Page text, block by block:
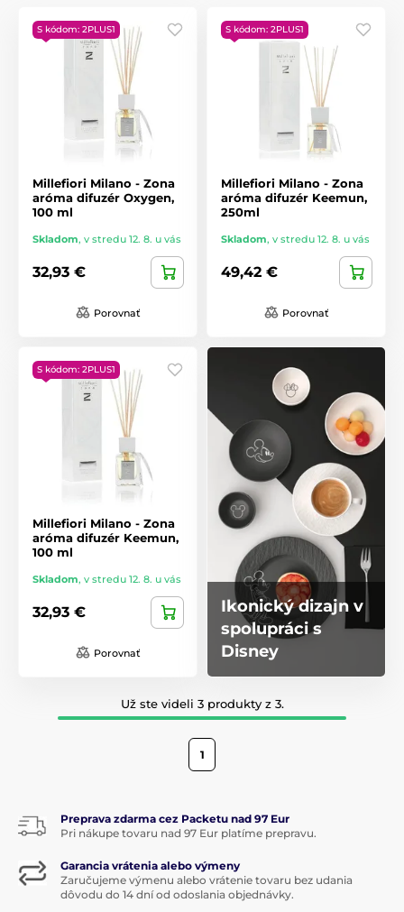
S kódom: 2PLUS1
Millefiori Milano - Zona
aróma difuzér Oxygen,
100 ml
Skladom, v stredu 12. 8. u vás
32,93 €
Porovnať
S kódom: 2PLUS1
Millefiori Milano - Zona
aróma difuzér Keemun,
250ml
Skladom, v stredu 12. 8. u vás
49,42 €
Porovnať
S kódom: 2PLUS1
Millefiori Milano - Zona
aróma difuzér Keemun,
100 ml
Skladom, v stredu 12. 8. u vás
32,93 €
Porovnať
Ikonický dizajn v
spolupráci s
Disney
Už ste videli 3 produkty z 3.
1
Preprava zdarma cez Packetu nad 97 Eur
Pri nákupe tovaru nad 97 Eur platíme prepravu.
Garancia vrátenia alebo výmeny
Zaručujeme výmenu alebo vrátenie tovaru bez udania
dôvodu do 14 dní od odoslania objednávky.